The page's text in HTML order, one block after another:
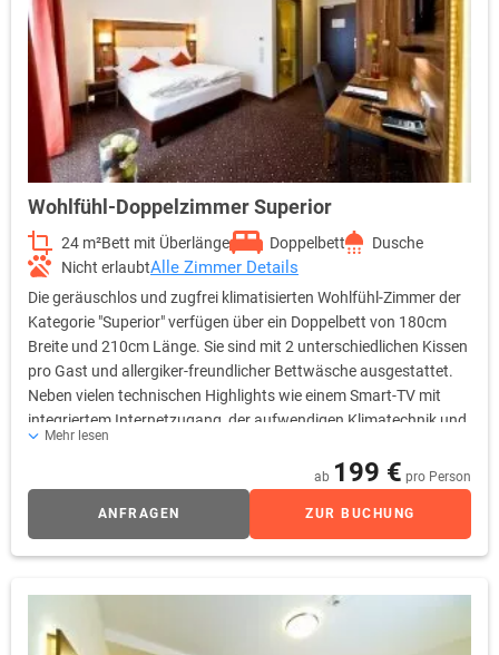
Wohlfühl-Doppelzimmer Superior
24 m²Bett mit Überlänge Doppelbett
Dusche
Nicht erlaubtAlle Zimmer Details
Die geräuschlos und zugfrei klimatisierten Wohlfühl-Zimmer der
Kategorie "Superior" verfügen über ein Doppelbett von 180cm
Breite und 210cm Länge. Sie sind mit 2 unterschiedlichen Kissen
pro Gast und allergiker-freundlicher Bettwäsche ausgestattet.
Neben vielen technischen Highlights wie einem Smart-TV mit
integriertem Internetzugang, der aufwendigen Klimatechnik und
den vielen Beleuchtungselementen wurde auch ein sehr hoher
Schallschutz realisiert - damit Sie optimal zur Ruhe kommen
können! Gleichzeitig lädt der Balkon auch zum Verweilen in der
Sonne ein. Das moderne Badezimmer bietet vom einer
geräumigen, flachen Glas-Dusche, über einen
einem großen Handtuchwärmer zur individuellen Temperierung
allen zeitgemäßen Komfort. Ein gigabit-schneller Internetzugang
über WLAN steht im Hotelzimmer und in allen öffentlichen
Mehr lesen
ab 199 € pro Person
ANFRAGEN ZUR BUCHUNG